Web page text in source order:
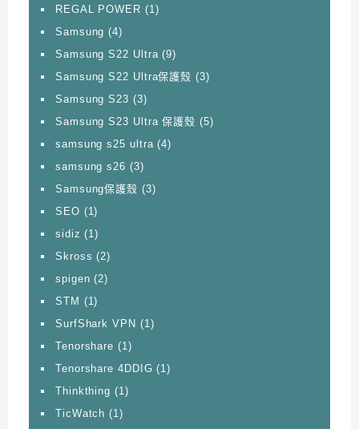
REGAL POWER (1)
Samsung (4)
Samsung S22 Ultra (9)
Samsung S22 Ultra保護殼 (3)
Samsung S23 (3)
Samsung S23 Ultra 保護殼 (5)
samsung s25 ultra (4)
samsung s26 (3)
Samsung保護殼 (3)
SEO (1)
sidiz (1)
Skross (2)
spigen (2)
STM (1)
SurfShark VPN (1)
Tenorshare (1)
Tenorshare 4DDIG (1)
Thinkthing (1)
TicWatch (1)